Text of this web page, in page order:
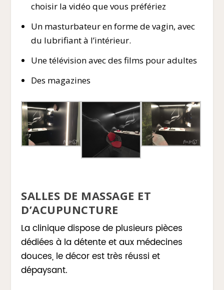
choisir la vidéo que vous préfériez
Un masturbateur en forme de vagin, avec
du lubrifiant à l’intérieur.
Une télévision avec des films pour adultes
Des magazines
SALLES DE MASSAGE ET
D’ACUPUNCTURE
La clinique dispose de plusieurs pièces
dédiées à la détente et aux médecines
douces, le décor est très réussi et
dépaysant.